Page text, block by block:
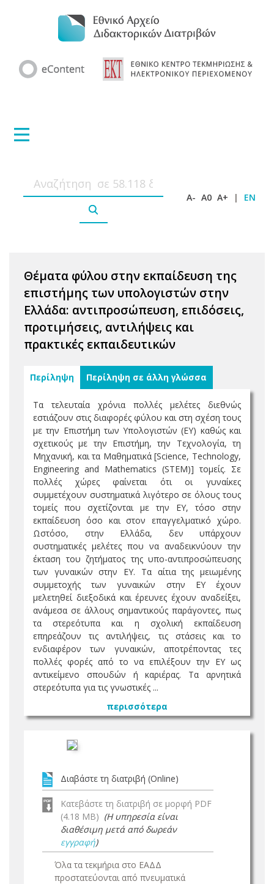
A- A0 A+ | EN
Θέματα φύλου στην εκπαίδευση της
επιστήμης των υπολογιστών στην
Ελλάδα: αντιπροσώπευση, επιδόσεις,
προτιμήσεις, αντιλήψεις και
πρακτικές εκπαιδευτικών
Περίληψη Περίληψη σε άλλη γλώσσα
Τα τελευταία χρόνια πολλές μελέτες διεθνώς
εστιάζουν στις διαφορές φύλου και στη σχέση τους
με την Επιστήμη των Υπολογιστών (ΕΥ) καθώς και
σχετικούς με την Επιστήμη, την Τεχνολογία, τη
Μηχανική, και τα Μαθηματικά [Science, Technology,
Engineering and Mathematics (STEM)] τομείς. Σε
πολλές χώρες φαίνεται ότι οι γυναίκες
συμμετέχουν συστηματικά λιγότερο σε όλους τους
τομείς που σχετίζονται με την ΕΥ, τόσο στην
εκπαίδευση όσο και στον επαγγελματικό χώρο.
Ωστόσο, στην Ελλάδα, δεν υπάρχουν
συστηματικές μελέτες που να αναδεικνύουν την
έκταση του ζητήματος της υπο-αντιπροσώπευσης
των γυναικών στην ΕΥ. Τα αίτια της μειωμένης
συμμετοχής των γυναικών στην ΕΥ έχουν
μελετηθεί διεξοδικά και έρευνες έχουν αναδείξει,
ανάμεσα σε άλλους σημαντικούς παράγοντες, πως
τα στερεότυπα και η σχολική εκπαίδευση
επηρεάζουν τις αντιλήψεις, τις στάσεις και το
ενδιαφέρον των γυναικών, αποτρέποντας τες
πολλές φορές από το να επιλέξουν την ΕΥ ως
αντικείμενο σπουδών ή καριέρας. Τα αρνητικά
στερεότυπα για τις γνωστικές ...
περισσότερα
Διαβάστε τη διατριβή (Online)
Κατεβάστε τη διατριβή σε μορφή PDF
(4.18 MB) (Η υπηρεσία είναι
διαθέσιμη μετά από δωρεάν
εγγραφή)
Όλα τα τεκμήρια στο ΕΑΔΔ
προστατεύονται από πνευματικά